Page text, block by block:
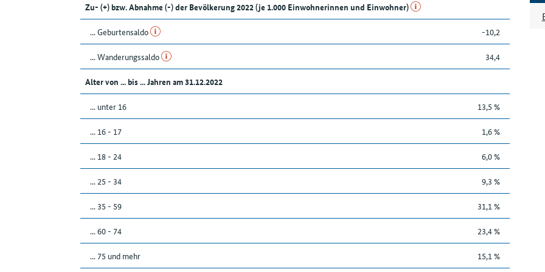
Zu- (+) bzw. Abnahme (-) der Bevölkerung 2022 (je 1.000 Einwohnerinnen und Einwohner)
... Geburtensaldo -10,2
... Wanderungssaldo 34,4
Alter von ... bis ... Jahren am 31.12.2022
... unter 16 13,5 %
... 16 - 17 1,6 %
... 18 - 24 6,0 %
... 25 - 34 9,3 %
... 35 - 59 31,1 %
... 60 - 74 23,4 %
... 75 und mehr 15,1 %